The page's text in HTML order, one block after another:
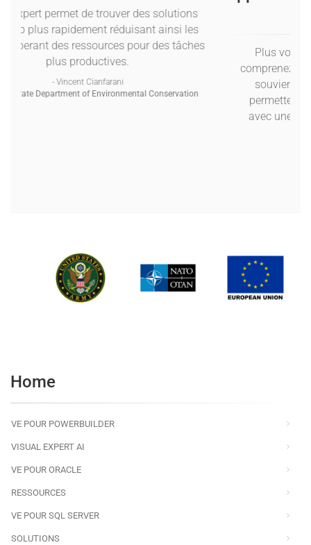
Visual Expert permet de trouver des solutions
beaucoup plus rapidement réduisant ainsi les
coûts et liberant des ressources pour des tâches
plus productives.
- Vincent Cianfarani
New York State Department of Environmental Conservation
Home
VE POUR POWERBUILDER
VISUAL EXPERT AI
VE POUR ORACLE
RESSOURCES
VE POUR SQL SERVER
SOLUTIONS